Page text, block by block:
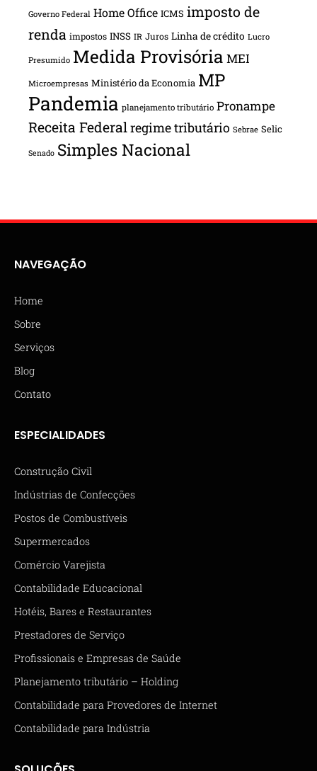
Governo Federal Home Office ICMS imposto de
renda impostos INSS IR Juros Linha de crédito Lucro
Presumido Medida Provisória MEI
Microempresas Ministério da Economia MP
Pandemia planejamento tributário Pronampe
Receita Federalregime tributário Sebrae Selic
Senado Simples Nacional
NAVEGAÇÃO
Home
Sobre
Serviços
Blog
Contato
ESPECIALIDADES
Construção Civil
Indústrias de Confecções
Postos de Combustíveis
Supermercados
Comércio Varejista
Contabilidade Educacional
Hotéis, Bares e Restaurantes
Prestadores de Serviço
Profissionais e Empresas de Saúde
Planejamento tributário – Holding
Contabilidade para Provedores de Internet
Contabilidade para Indústria